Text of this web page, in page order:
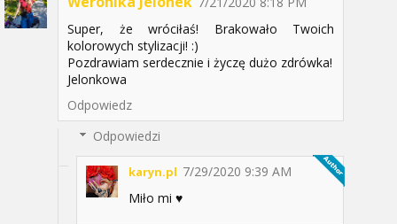
Super, że wróciłaś! Brakowało Twoich
kolorowych stylizacji! :)
Pozdrawiam serdecznie i życzę dużo zdrówka!
Jelonkowa
Odpowiedz
Odpowiedzi
karyn.pl 7/29/2020 9:39 AM
Miło mi ♥️